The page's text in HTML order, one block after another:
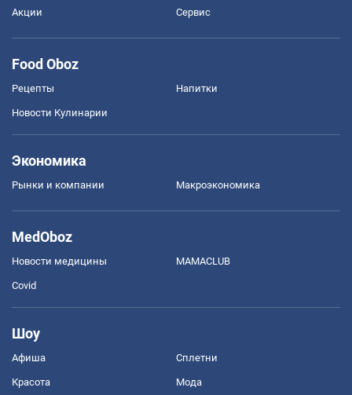
Акции Сервис
Food Oboz
Рецепты Напитки
Новости Кулинарии
Экономика
Рынки и компании Mакроэкономика
MedOboz
Новости медицины MAMACLUB
Covid
Шоу
Афиша Сплетни
Красота Мода